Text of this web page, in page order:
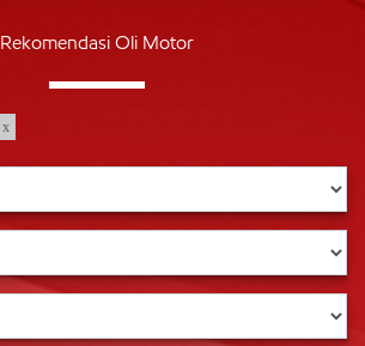
Rekomendasi Oli Motor
x